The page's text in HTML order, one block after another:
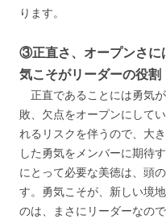
ります。
③正直さ、オープンさに
気こそがリーダーの役割
正直であることには勇気
敗、欠点をオープンにして
れるリスクを伴うので、大
した勇気をメンバーに期待
にとって必要な美徳は、頭
す。勇気こそが、新しい境
のは、まさにリーダーなの